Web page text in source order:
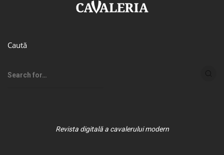
Caută
Revista digitală a cavalerului modern